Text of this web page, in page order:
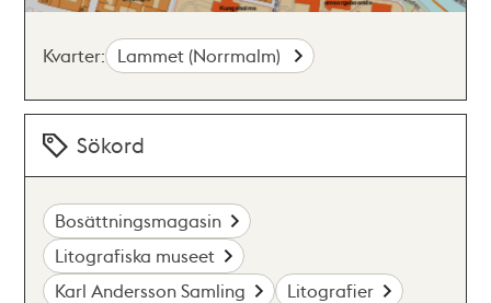
Kvarter: Lammet (Norrmalm)
Sökord
Bosättningsmagasin
Litografiska museet
Karl Andersson Samling
Litografier